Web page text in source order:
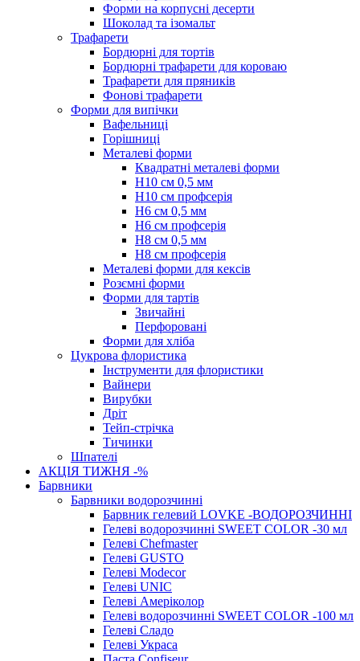
Форми на корпусні десерти
Шоколад та ізомальт
Трафарети
Бордюрні для тортів
Бордюрні трафарети для короваю
Трафарети для пряників
Фонові трафарети
Форми для випічки
Вафельниці
Горішниці
Металеві форми
Квадратні металеві форми
Н10 см 0,5 мм
Н10 см профсерія
Н6 см 0,5 мм
Н6 см профсерія
Н8 см 0,5 мм
Н8 см профсерія
Металеві форми для кексів
Розємні форми
Форми для тартів
Звичайні
Перфоровані
Форми для хліба
Цукрова флористика
Інструменти для флористики
Вайнери
Вирубки
Дріт
Тейп-стрічка
Тичинки
Шпателі
АКЦІЯ ТИЖНЯ -%
Барвники
Барвники водорозчинні
Барвник гелевий LOVKE -ВОДОРОЗЧИННІ
Гелеві водорозчинні SWEET COLOR -30 мл
Гелеві Chefmaster
Гелеві GUSTO
Гелеві Modecor
Гелеві UNIC
Гелеві Амеріколор
Гелеві водорозчинні SWEET COLOR -100 мл
Гелеві Сладо
Гелеві Украса